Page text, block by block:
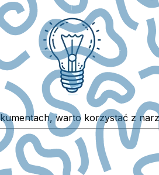
legitymacja może nie
warto korzystać z